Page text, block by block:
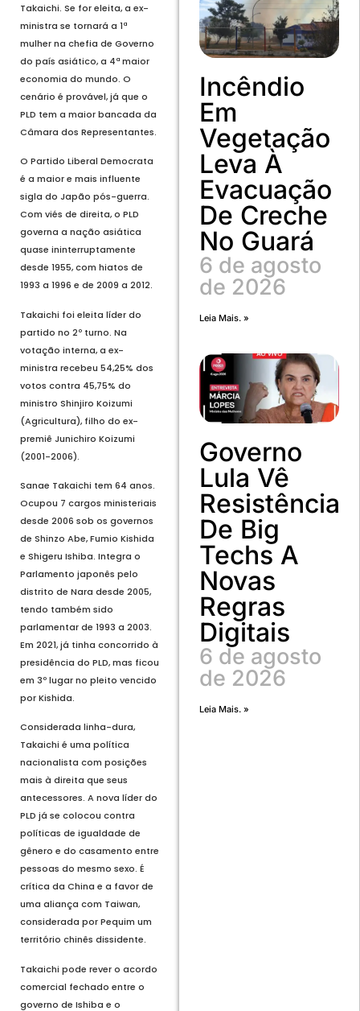
Takaichi. Se for eleita, a ex-
ministra se tornará a 1ª
mulher na chefia de Governo
do país asiático, a 4ª maior
economia do mundo. O
cenário é provável, já que o
PLD tem a maior bancada da
Câmara dos Representantes.
O Partido Liberal Democrata
é a maior e mais influente
sigla do Japão pós-guerra.
Com viés de direita, o PLD
governa a nação asiática
quase ininterruptamente
desde 1955, com hiatos de
1993 a 1996 e de 2009 a 2012.
Takaichi foi eleita líder do
partido no 2º turno. Na
votação interna, a ex-
ministra recebeu 54,25% dos
votos contra 45,75% do
ministro Shinjiro Koizumi
(Agricultura), filho do ex-
premiê Junichiro Koizumi
(2001-2006).
Sanae Takaichi tem 64 anos.
Ocupou 7 cargos ministeriais
desde 2006 sob os governos
de Shinzo Abe, Fumio Kishida
e Shigeru Ishiba. Integra o
Parlamento japonês pelo
distrito de Nara desde 2005,
tendo também sido
parlamentar de 1993 a 2003.
Em 2021, já tinha concorrido à
presidência do PLD, mas ficou
em 3º lugar no pleito vencido
por Kishida.
Considerada linha-dura,
Takaichi é uma política
nacionalista com posições
mais à direita que seus
antecessores. A nova líder do
PLD já se colocou contra
políticas de igualdade de
gênero e do casamento entre
pessoas do mesmo sexo. É
crítica da China e a favor de
uma aliança com Taiwan,
considerada por Pequim um
território chinês dissidente.
Takaichi pode rever o acordo
comercial fechado entre o
governo de Ishiba e o
Incêndio
Em
Vegetação
Leva À
Evacuação
De Creche
No Guará
6 de agosto
de 2026
Leia Mais. »
Governo
Lula Vê
Resistência
De Big
Techs A
Novas
Regras
Digitais
6 de agosto
de 2026
Leia Mais. »